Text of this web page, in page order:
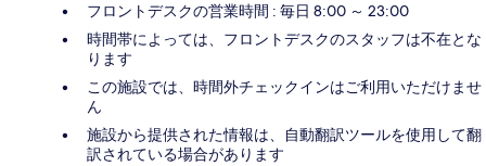
フロントデスクの営業時間 : 毎日 8:00 ～ 23:00
時間帯によっては、フロントデスクのスタッフは不在とな
ります
この施設では、時間外チェックインはご利用いただけませ
ん
施設から提供された情報は、自動翻訳ツールを使用して翻
訳されている場合があります